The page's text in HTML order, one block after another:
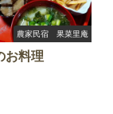
農家民宿 果菜里庵
お料理